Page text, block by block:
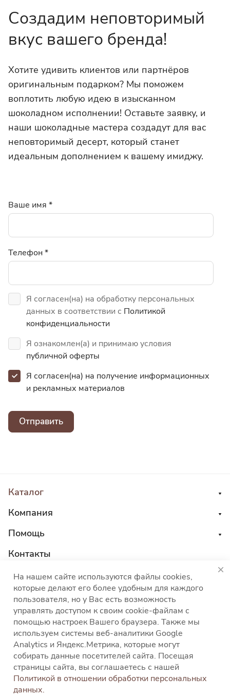
Создадим неповторимый
вкус вашего бренда!
Хотите удивить клиентов или партнёров
оригинальным подарком? Мы поможем
воплотить любую идею в изысканном
шоколадном исполнении! Оставьте заявку, и
наши шоколадные мастера создадут для вас
неповторимый десерт, который станет
идеальным дополнением к вашему имиджу.
Ваше имя *
Телефон*
Я согласен(на) на обработку персональных
данных в соответствии с Политикой
конфиденциальности
Я ознакомлен(а) и принимаю условия
публичной оферты
Я согласен(на) на получение информационных
и рекламных материалов
Отправить
Каталог
Компания
Помощь
Контакты
8 800 555 45 04
sales@choco-corp.com
Политика конфиденциальности
Политика
использования файлов cookies
Согласие на
обработку персональных данных
Согласие на
На нашем сайте используются файлы cookies,
которые делают его более удобным для каждого
пользователя, но у Вас есть возможность
управлять доступом к своим cookie-файлам с
помощью настроек Вашего браузера. Также мы
используем системы веб-аналитики Google
Analytics и Яндекс.Метрика, которые могут
собирать данные посетителей сайта. Посещая
страницы сайта, вы соглашаетесь с нашей
Политикой в отношении обработки персональных
данных.